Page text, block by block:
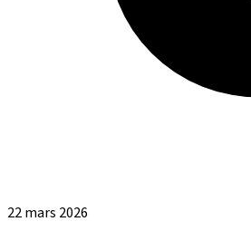
22 mars 2026